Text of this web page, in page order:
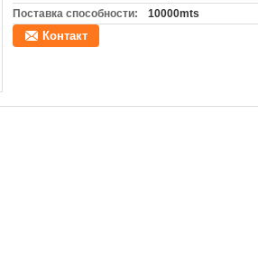
Поставка способности:
10000mts
Контакт